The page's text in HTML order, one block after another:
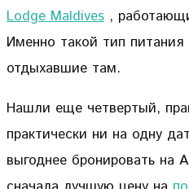
Lodge Maldives ,
Именно такой тип
отдыхавшие там.
Нашли еще четвертый,
практически ни на одну
выгоднее бронировать на